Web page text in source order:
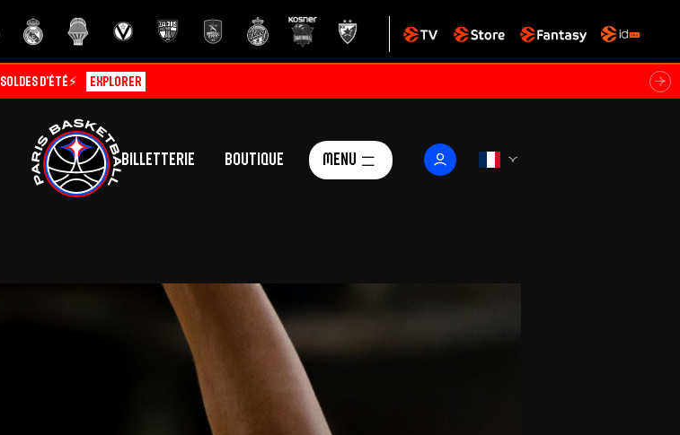
Soldes d’été⚡ Explorer
Billetterie Boutique Menu
Actualités
Histoire
Foundation
Parisii
Volontaires